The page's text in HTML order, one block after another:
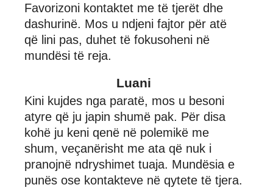
Favorizoni kontaktet me të tjerët dhe
dashurinë. Mos u ndjeni fajtor për atë
që lini pas, duhet të fokusoheni në
mundësi të reja.
Luani
Kini kujdes nga paratë, mos u besoni
atyre që ju japin shumë pak. Për disa
kohë ju keni qenë në polemikë me
shum, veçanërisht me ata që nuk i
pranojnë ndryshimet tuaja. Mundësia e
punës ose kontakteve në qytete të tjera.